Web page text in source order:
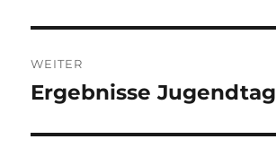
WEITER
Nächster
Ergebnisse Jugendtag